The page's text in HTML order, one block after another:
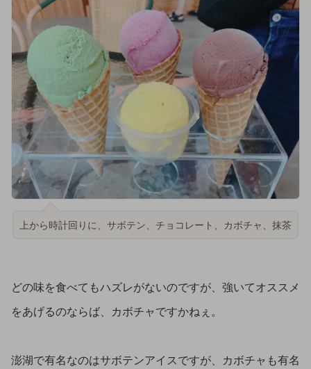
上から時計回りに、サボテン、チョコレート、カボチャ、抹茶
どの味を食べてもハズレがないのですが、強いてオススメ
をあげるのならば、カボチャですかねぇ。
澎湖で有名なのはサボテンアイスですが、カボチャも有名